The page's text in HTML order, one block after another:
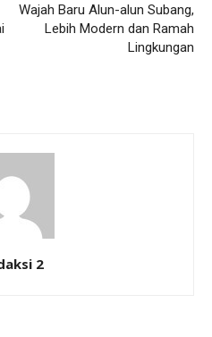
Wajah Baru Alun-alun Subang,
Lebih Modern dan Ramah
Lingkungan
2